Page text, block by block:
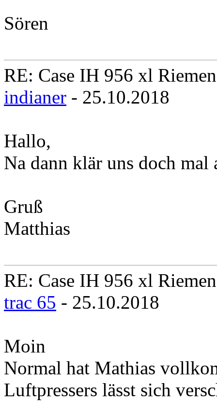
Sören
RE: Case IH 956 xl
indianer - 25.10.2018
Hallo,
Na dann klär uns doch mal
Gruß
Matthias
RE: Case IH 956 xl
trac 65 - 25.10.2018
Moin
Normal hat Mathias
Luftpressers lässt sich